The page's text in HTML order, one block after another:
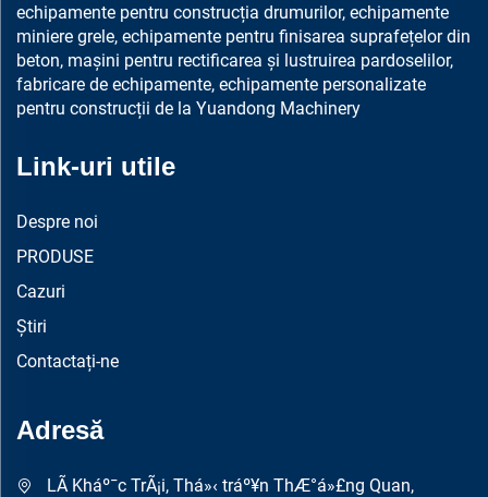
echipamente pentru construcția drumurilor, echipamente
miniere grele, echipamente pentru finisarea suprafețelor din
beton, mașini pentru rectificarea și lustruirea pardoselilor,
fabricare de echipamente, echipamente personalizate
pentru construcții de la Yuandong Machinery
Link-uri utile
Despre noi
PRODUSE
Cazuri
Știri
Contactați-ne
Adresă
LÃ­ Kháº¯c TrÃ¡i, Thá»‹ tráº¥n ThÆ°á»£ng Quan,